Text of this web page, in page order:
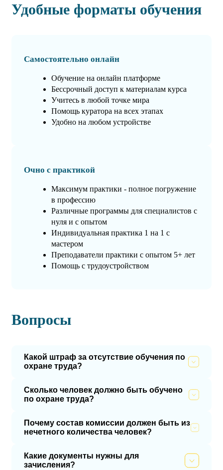
Удобные форматы обучения
Самостоятельно онлайн
Обучение на онлайн платформе
Бессрочный доступ к материалам курса
Учитесь в любой точке мира
Помощь куратора на всех этапах
Удобно на любом устройстве
Очно с практикой
Максимум практики - полное погружение
в профессию
Различные программы для специалистов с
нуля и с опытом
Индивидуальная практика 1 на 1 с
мастером
Преподаватели практики с опытом 5+ лет
Помощь с трудоустройством
Вопросы
Какой штраф за отсутствие обучения по
охране труда?
Сколько человек должно быть обучено
по охране труда?
Почему состав комиссии должен быть из
нечетного количества человек?
Какие документы нужны для
зачисления?